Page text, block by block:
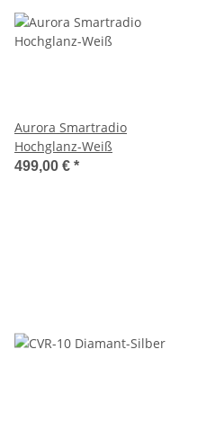
Aurora Smartradio
Hochglanz-Weiß
499,00 € *